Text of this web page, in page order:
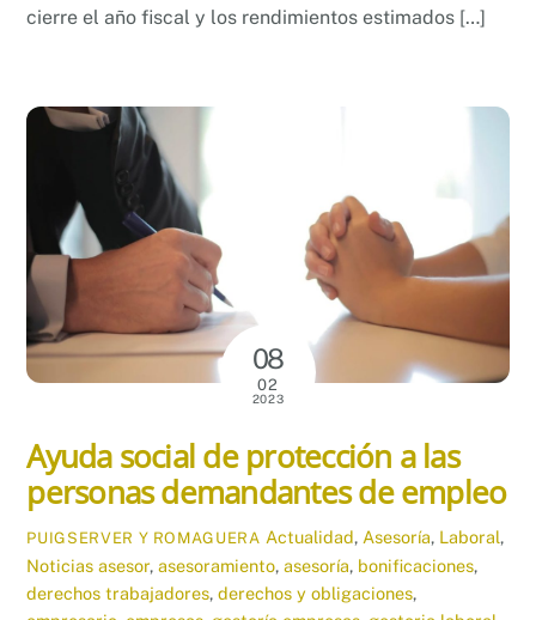
cierre el año fiscal y los rendimientos estimados […]
08
02
2023
Ayuda social de protección a las
personas demandantes de empleo
PUIGSERVER Y ROMAGUERA Actualidad, Asesoría, Laboral,
Noticias asesor,asesoramiento,asesoría, bonificaciones,
derechos trabajadores,derechos y obligaciones,